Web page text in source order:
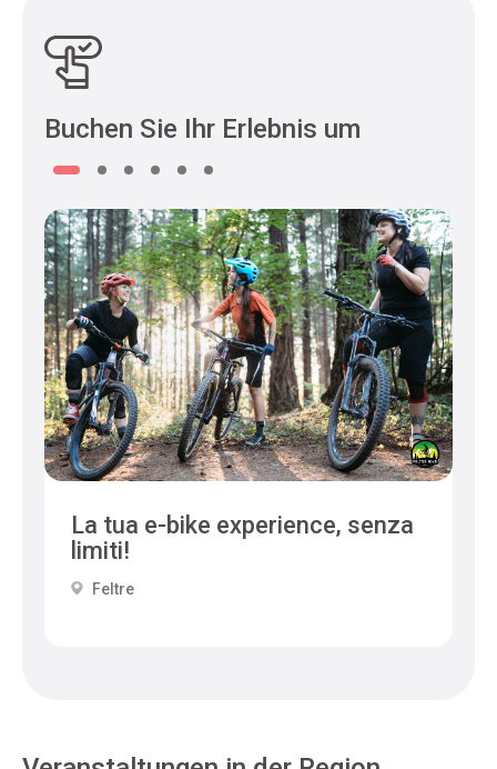
Buchen Sie Ihr Erlebnis um
La tua e-bike experience, senza
limiti!
Feltre